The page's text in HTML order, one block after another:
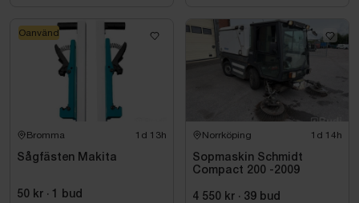
Bromma 1d 13h
Sågfästen Makita
50 kr · 1 bud
Oanvänd
Norrköping 1d 14h
Sopmaskin Schmidt
Compact 200 -2009
4 550 kr · 39 bud